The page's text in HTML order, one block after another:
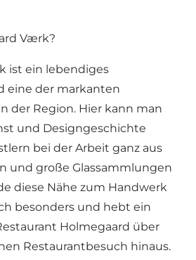
Værk?
ist ein lebendiges
eine der markanten
der Region. Hier kann man
und Designgeschichte
bei der Arbeit ganz aus
und große Glassammlungen
diese Nähe zum Handwerk
besonders und hebt ein
Holmegaard über
Restaurantbesuch hinaus.